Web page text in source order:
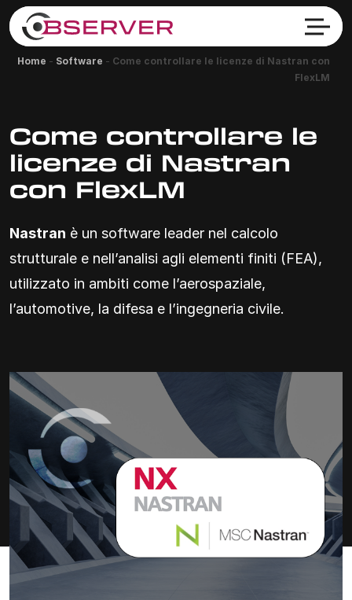
Home - Software - Come controllare le licenze di Nastran con
FlexLM
Come controllare le
licenze di Nastran
con FlexLM
Nastran è un software leader nel calcolo
strutturale e nell’analisi agli elementi finiti (FEA),
utilizzato in ambiti come l’aerospaziale,
l’automotive, la difesa e l’ingegneria civile.